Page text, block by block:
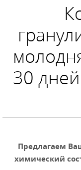
30
Предлагаем
химический